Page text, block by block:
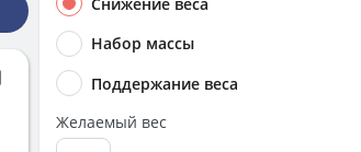
Набор массы
Поддержание веса
Желаемый вес